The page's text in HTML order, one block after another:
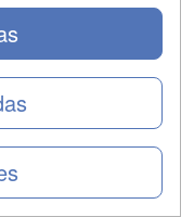
directiva aumenta
de los puestos
casi un aumento
que marcó la
desde el año